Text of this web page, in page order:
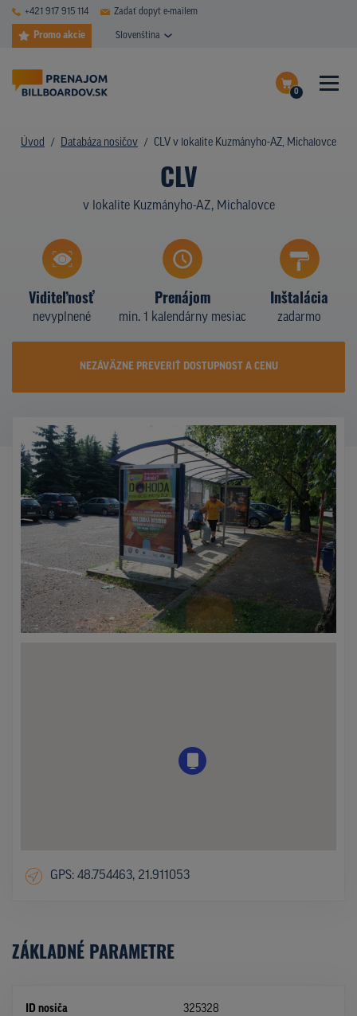
+421 917 915 114 Zadať dopyt e-mailem
Promo akcie Slovenština
0
Dokončiť dopyt
Zobraziť nosiče na mape
DATABÁZA NOSIČOV
PLOCHY V AKCII
TYPY NOSIČOV
Z PRAXE
Úvod Databáza nosičov CLV v lokalite Kuzmányho-AZ, Michalovce
CLV
v lokalite Kuzmányho-AZ, Michalovce
Viditeľnosť
nevyplnené
Prenájom
min. 1 kalendárny mesiac
Inštalácia
zadarmo
NEZÁVÄZNE PREVERIŤ DOSTUPNOST A CENU
GPS: 48.754463, 21.911053
ZÁKLADNÉ PARAMETRE
ID nosiča 325328